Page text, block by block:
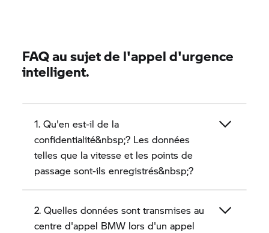
FAQ au sujet de l'appel d'urgence
intelligent.
1. Qu'en est-il de la
confidentialité&nbsp;? Les données
telles que la vitesse et les points de
passage sont-ils enregistrés&nbsp;?
2. Quelles données sont transmises au
centre d'appel BMW lors d'un appel